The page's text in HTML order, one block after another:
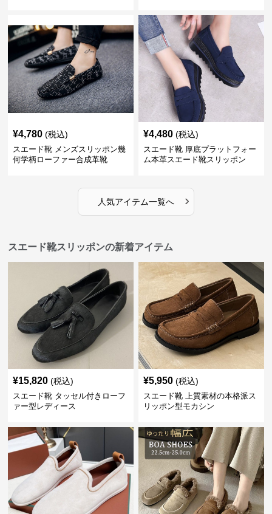
¥4,780 (税込)
スエード靴 メンズスリッポン幾
何学柄ローファー合成革靴
¥4,480 (税込)
スエード靴 厚底プラットフォー
ム本革スエード靴スリッポン
人気アイテム一覧へ ›
スエード靴スリッポンの新着アイテム
¥15,820 (税込)
スエード靴 タッセル付きローフ
ァー型レディース
¥5,950 (税込)
スエード靴 上質素材の本格派ス
リッポン型モカシン